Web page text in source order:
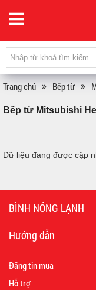
Trang chủ Bếp từ
Bếp từ Mitsubishi
Dữ liệu đang được cập
BÌNH NÓNG LẠNH
Hướng dẫn
Đăng tin mua
Hỗ trợ